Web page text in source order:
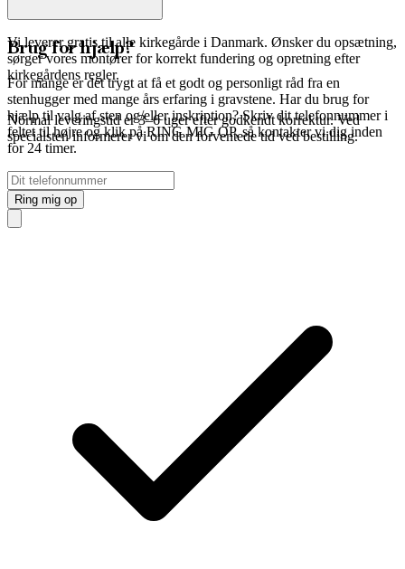
Vi leverer gratis til alle kirkegårde i Danmark. Ønsker du opsætning,
sørger vores montører for korrekt fundering og opretning efter
kirkegårdens regler.
Normal leveringstid er 3–6 uger efter godkendt korrektur. Ved
specialsten informerer vi om den forventede tid ved bestilling.
Brug for hjælp?
For mange er det trygt at få et godt og personligt råd fra en
stenhugger med mange års erfaring i gravstene. Har du brug for
hjælp til valg af sten og/eller inskription? Skriv dit telefonnummer i
feltet til højre og klik på RING MIG OP, så kontakter vi dig inden
for 24 timer.
Undlad
at
udfylde
dette